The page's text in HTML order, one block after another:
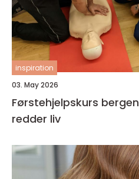
inspiration
03. May 2026
Førstehjelpskurs bergen kunnskap som
redder liv